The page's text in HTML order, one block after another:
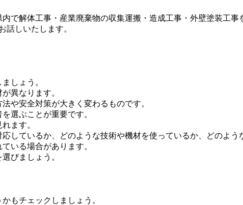
で解体工事・産業廃棄物の収集運搬・造成工事・外壁塗装工事
話しいたします。
しょう。
異なります。
や安全対策が大きく変わるものです。
選ぶことが重要です。
ます。
しているか、どのような技術や機材を使っているか、どのよう
いる場合があります。
びましょう。
もチェックしましょう。